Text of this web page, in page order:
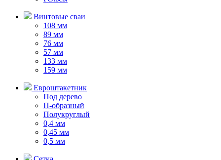
Винтовые сваи
108 мм
89 мм
76 мм
57 мм
133 мм
159 мм
Евроштакетник
Под дерево
П-образный
Полукруглый
0,4 мм
0,45 мм
0,5 мм